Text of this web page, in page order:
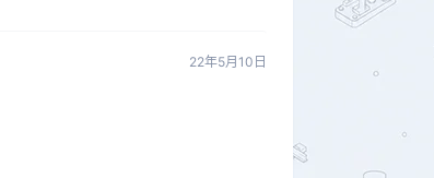
22年5月10日